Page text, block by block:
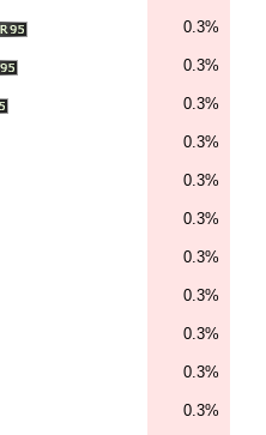
0.3%
0.3%
0.3%
0.3%
0.3%
0.3%
0.3%
0.3%
0.3%
0.3%
0.3%